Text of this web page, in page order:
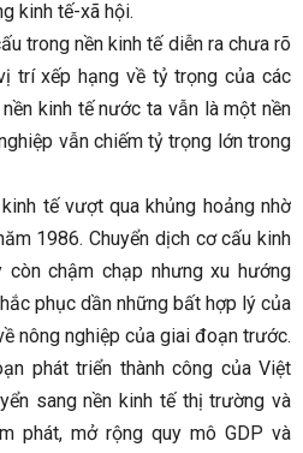
kinh tế-xã hội.
trong nền kinh tế diễn ra chưa rõ
trí xếp hạng về tỷ trọng của các
kinh tế nước ta vẫn là một nền
vẫn chiếm tỷ trọng lớn trong
tế vượt qua khủng hoảng nhờ
1986. Chuyển dịch cơ cấu kinh
chậm chạp nhưng xu hướng
phục dần những bất hợp lý của
nông nghiệp của giai đoạn trước.
phát triển thành công của Việt
sang nền kinh tế thị trường và
phát, mở rộng quy mô GDP và